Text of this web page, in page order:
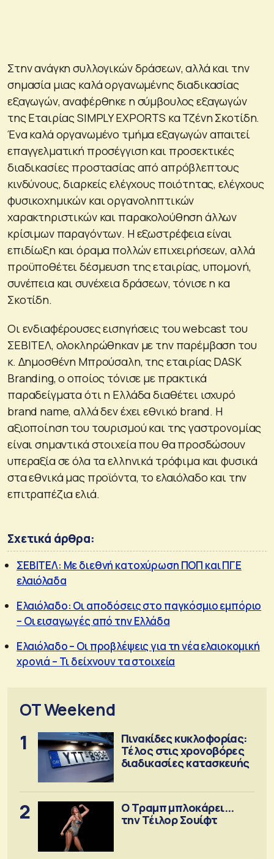
Στην ανάγκη συλλογικών δράσεων, αλλά και την
σημασία μιας καλά οργανωμένης διαδικασίας
εξαγωγών, αναφέρθηκε η σύμβουλος εξαγωγών
της Εταιρίας SIMPLY EXPORTS κα Τζένη Σκοτίδη.
Ένα καλά οργανωμένο τμήμα εξαγωγών απαιτεί
επαγγελματική προσέγγιση και προσεκτικές
διαδικασίες προστασίας από απρόβλεπτους
κινδύνους, διαρκείς ελέγχους ποιότητας, ελέγχους
φυσικοχημικών και οργανοληπτικών
χαρακτηριστικών και παρακολούθηση άλλων
κρίσιμων παραγόντων. Η εξωστρέφεια είναι
επιδίωξη και όραμα πολλών επιχειρήσεων, αλλά
προϋποθέτει δέσμευση της εταιρίας, υπομονή,
συνέπεια και συνέχεια δράσεων, τόνισε η κα
Σκοτίδη.
Οι ενδιαφέρουσες εισηγήσεις του webcast του
ΣΕΒΙΤΕΛ, ολοκληρώθηκαν με την παρέμβαση του
κ. Δημοσθένη Μπρούσαλη, της εταιρίας DASK
Branding, ο οποίος τόνισε με πρακτικά
παραδείγματα ότι η Ελλάδα διαθέτει ισχυρό
brand name, αλλά δεν έχει εθνικό brand. Η
αξιοποίηση του τουρισμού και της γαστρονομίας
είναι σημαντικά στοιχεία που θα προσδώσουν
υπεραξία σε όλα τα ελληνικά τρόφιμα και φυσικά
στα εθνικά μας προϊόντα, το ελαιόλαδο και την
επιτραπέζια ελιά.
Σχετικά άρθρα:
ΣΕΒΙΤΕΛ: Με διεθνή κατοχύρωση ΠΟΠ και ΠΓΕ
ελαιόλαδα
Ελαιόλαδο: Οι αποδόσεις στο παγκόσμιο εμπόριο
– Οι εισαγωγές από την Ελλάδα
Ελαιόλαδο – Οι προβλέψεις για τη νέα ελαιοκομική
χρονιά – Τι δείχνουν τα στοιχεία
OT Weekend
1
Πινακίδες κυκλοφορίας:
Τέλος στις χρονοβόρες
διαδικασίες κατασκευής
2
Ο Τραμπ μπλοκάρει...
την Τέιλορ Σουίφτ